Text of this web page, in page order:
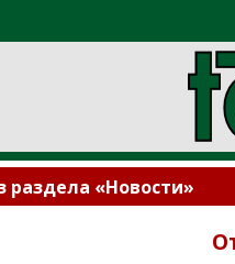
раздела «Новости»